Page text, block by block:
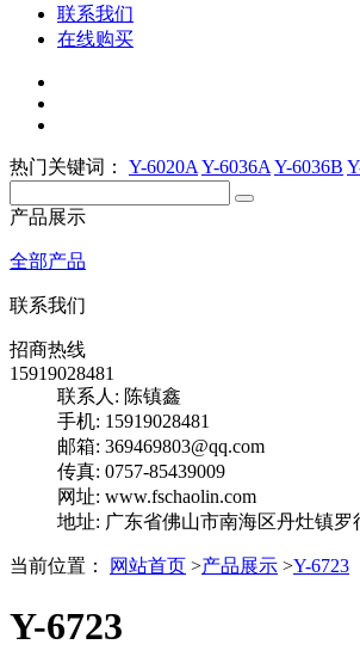
联系我们
在线购买
热门关键词： Y-6020A Y-6036A Y-6036B
产品展示
全部产品
联系我们
招商热线
15919028481
联系人: 陈镇鑫
手机: 15919028481
邮箱: 369469803@qq.com
传真: 0757-85439009
网址: www.fschaolin.com
地址: 广东省佛山市南海区丹灶镇
当前位置： 网站首页 >产品展示 >Y-6723
Y-6723